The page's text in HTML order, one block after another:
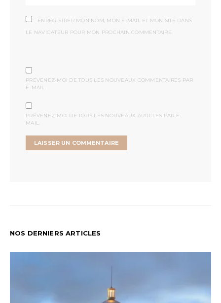
ENREGISTRER MON NOM, MON E-MAIL ET MON SITE DANS
LE NAVIGATEUR POUR MON PROCHAIN COMMENTAIRE.
PRÉVENEZ-MOI DE TOUS LES NOUVEAUX COMMENTAIRES PAR
E-MAIL.
PRÉVENEZ-MOI DE TOUS LES NOUVEAUX ARTICLES PAR E-
MAIL.
NOS DERNIERS ARTICLES